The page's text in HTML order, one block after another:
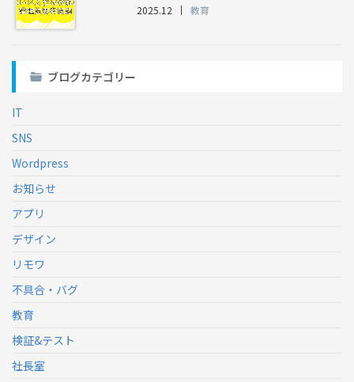
2025.12 教育
ブログカテゴリー
IT
SNS
Wordpress
お知らせ
アプリ
デザイン
リモワ
不具合・バグ
教育
検証&テスト
社長室